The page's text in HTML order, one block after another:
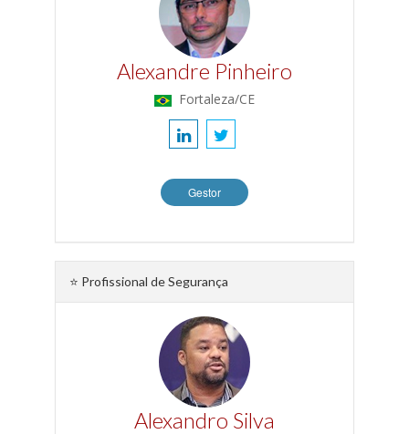
Alexandre Pinheiro
Fortaleza/CE
Gestor
⭐ Profissional de Segurança
Alexandro Silva